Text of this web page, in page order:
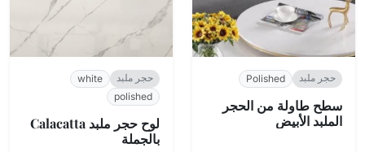
حجر ملبد Polished
سطح طاولة من الحجر
الملبد الأبيض
حجر ملبد
white
polished
لوح حجر ملبد Calacatta
بالجملة